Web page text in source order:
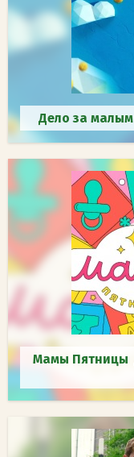
Дело за малым
Мамы Пятницы